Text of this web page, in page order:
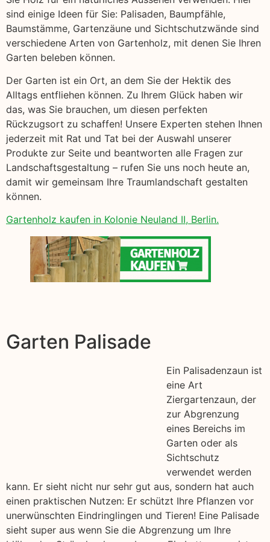
sind einige Ideen für Sie: Palisaden, Baumpfähle,
Baumstämme, Gartenzäune und Sichtschutzwände sind
verschiedene Arten von Gartenholz, mit denen Sie Ihren
Garten beleben können.
Der Garten ist ein Ort, an dem Sie der Hektik des
Alltags entfliehen können. Zu Ihrem Glück haben wir
das, was Sie brauchen, um diesen perfekten
Rückzugsort zu schaffen! Unsere Experten stehen Ihnen
jederzeit mit Rat und Tat bei der Auswahl unserer
Produkte zur Seite und beantworten alle Fragen zur
Landschaftsgestaltung – rufen Sie uns noch heute an,
damit wir gemeinsam Ihre Traumlandschaft gestalten
können.
Gartenholz kaufen in Kolonie Neuland II, Berlin.
Garten Palisade
Ein Palisadenzaun ist
eine Art
Ziergartenzaun, der
zur Abgrenzung
eines Bereichs im
Garten oder als
Sichtschutz
verwendet werden
kann. Er sieht nicht nur sehr gut aus, sondern hat auch
einen praktischen Nutzen: Er schützt Ihre Pflanzen vor
unerwünschten Eindringlingen und Tieren! Eine Palisade
sieht super aus wenn Sie die Abgrenzung um Ihre